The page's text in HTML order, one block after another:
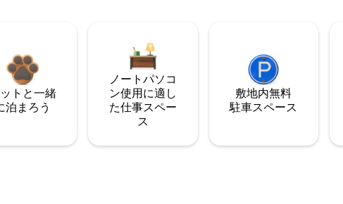
トと一緒
泊まろう
ノートパソコ
ン使用に適し
た仕事スペー
ス
敷地内無料
駐⁠車ス⁠ペ⁠ー⁠ス